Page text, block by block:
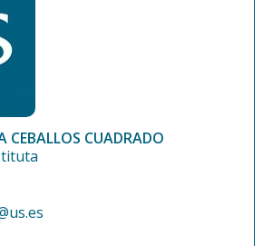
CEBALLOS CUADRADO